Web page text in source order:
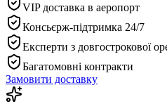
VIP доставка в аеропорт
Консьєрж-підтримка 24/7
Експерти з довгострокової
Багатомовні контракти
Замовити доставку